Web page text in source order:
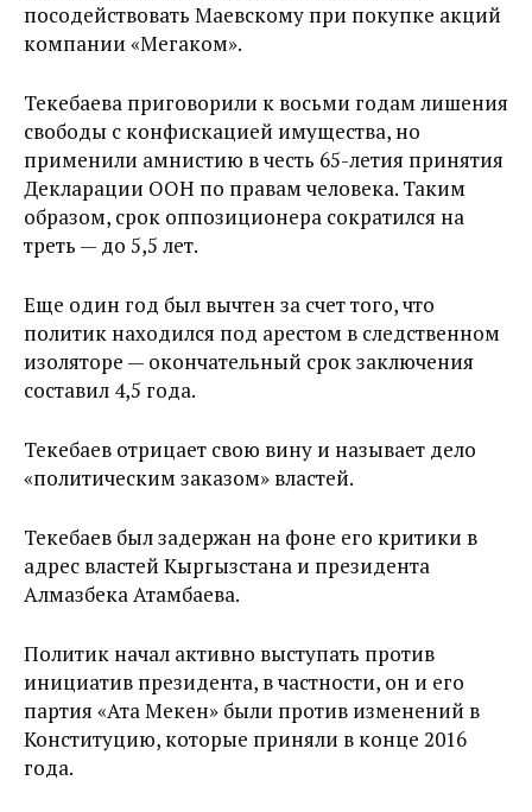
посодействовать Маевскому при покупке акций
компании «Мегаком».
Текебаева приговорили к восьми годам лишения
свободы с конфискацией имущества, но
применили амнистию в честь 65-летия принятия
Декларации ООН по правам человека. Таким
образом, срок оппозиционера сократился на
треть — до 5,5 лет.
Еще один год был вычтен за счет того, что
политик находился под арестом в следственном
изоляторе — окончательный срок заключения
составил 4,5 года.
Текебаев отрицает свою вину и называет дело
«политическим заказом» властей.
Текебаев был задержан на фоне его критики в
адрес властей Кыргызстана и президента
Алмазбека Атамбаева.
Политик начал активно выступать против
инициатив президента, в частности, он и его
партия «Ата Мекен» были против изменений в
Конституцию, которые приняли в конце 2016
года.